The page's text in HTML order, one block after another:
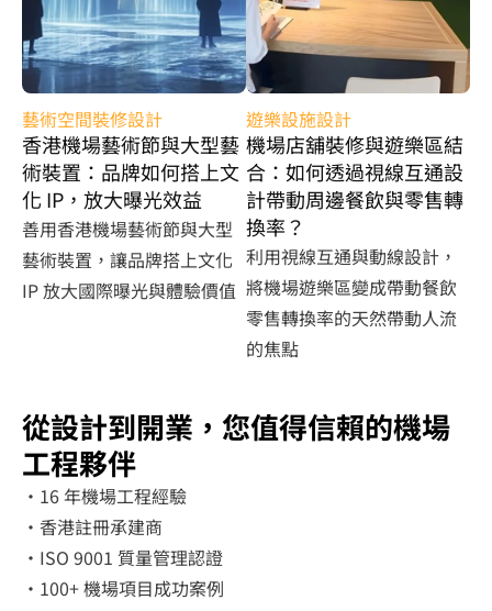
藝術空間裝修設計
香港機場藝術節與大型藝
術裝置：品牌如何搭上文
化 IP，放大曝光效益
善用香港機場藝術節與大型
藝術裝置，讓品牌搭上文化
IP 放大國際曝光與體驗價值
遊樂設施設計
機場店舖裝修與遊樂區結
合：如何透過視線互通設
計帶動周邊餐飲與零售轉
換率？
利用視線互通與動線設計，
將機場遊樂區變成帶動餐飲
零售轉換率的天然帶動人流
的焦點
從設計到開業，您值得信賴的機場
工程夥伴
·16 年機場工程經驗
·香港註冊承建商
·ISO 9001 質量管理認證
·100+ 機場項目成功案例